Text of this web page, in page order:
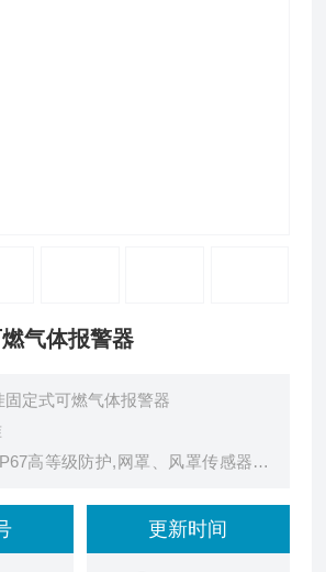
气体报警器
固定式可燃气体报警器
高等级防护,网罩、风罩传感器保
作 无需攀爬、开盖,减少硬件损耗及
更新时间